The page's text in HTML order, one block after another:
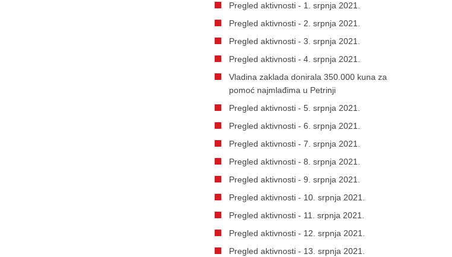
Pregled aktivnosti - 1. srpnja 2021.
Pregled aktivnosti - 2. srpnja 2021.
Pregled aktivnosti - 3. srpnja 2021.
Pregled aktivnosti - 4. srpnja 2021.
Vladina zaklada donirala 350.000 kuna za
pomoć najmlađima u Petrinji
Pregled aktivnosti - 5. srpnja 2021.
Pregled aktivnosti - 6. srpnja 2021.
Pregled aktivnosti - 7. srpnja 2021.
Pregled aktivnosti - 8. srpnja 2021.
Pregled aktivnosti - 9. srpnja 2021.
Pregled aktivnosti - 10. srpnja 2021.
Pregled aktivnosti - 11. srpnja 2021.
Pregled aktivnosti - 12. srpnja 2021.
Pregled aktivnosti - 13. srpnja 2021.